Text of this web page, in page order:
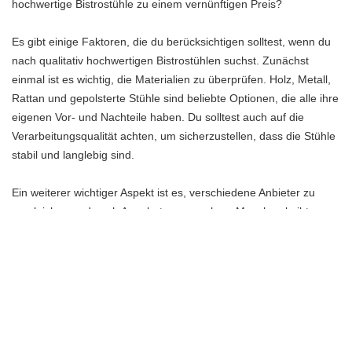
hochwertige Bistrostühle zu einem vernünftigen Preis?
Es gibt einige Faktoren, die du berücksichtigen solltest, wenn du
nach qualitativ hochwertigen Bistrostühlen suchst. Zunächst
einmal ist es wichtig, die Materialien zu überprüfen. Holz, Metall,
Rattan und gepolsterte Stühle sind beliebte Optionen, die alle ihre
eigenen Vor- und Nachteile haben. Du solltest auch auf die
Verarbeitungsqualität achten, um sicherzustellen, dass die Stühle
stabil und langlebig sind.
Ein weiterer wichtiger Aspekt ist es, verschiedene Anbieter zu
vergleichen und nach Angeboten zu suchen. Manchmal gibt es